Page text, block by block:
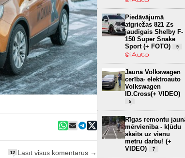
12 Lasīt visus komentārus →
Piedāvājumā
atgriežas 821 Zs
jaudīgais Shelby F-
150 Super Snake
Sport (+ FOTO)
9
Jaunā Volkswagen
cerība- elektroauto
Volkswagen
ID.Cross(+ VIDEO)
5
Rīgas remontu
mērvienība - kļūdu
skaits uz vienu
metru darbu! (+
VIDEO)
7